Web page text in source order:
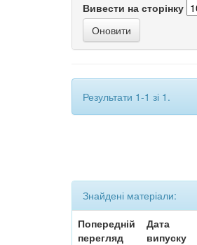
Вивести на сторінку
Результати 1-1 зі 1.
Знайдені матеріали:
Попередній
перегляд
Дата
випуску